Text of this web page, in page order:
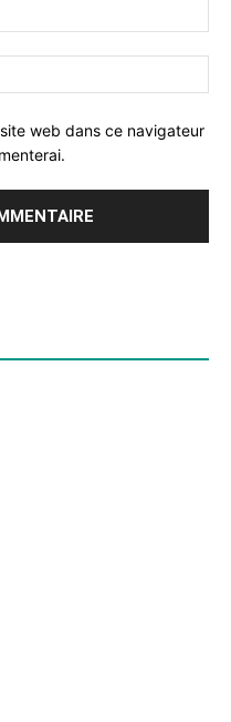
web dans ce navigateur